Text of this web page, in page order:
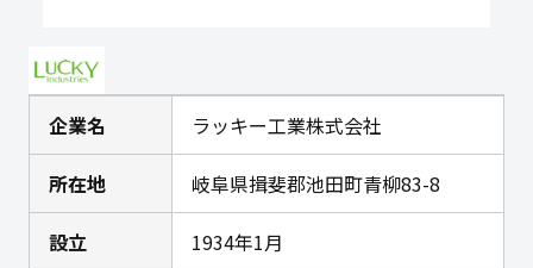
企業名 ラッキー工業株式会社
所在地 岐阜県揖斐郡池田町青柳83-8
設立 1934年1月